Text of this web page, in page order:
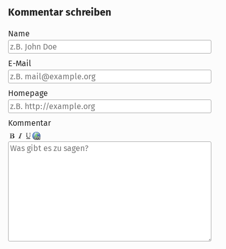
Kommentar schreiben
Name
E-Mail
Homepage
Kommentar